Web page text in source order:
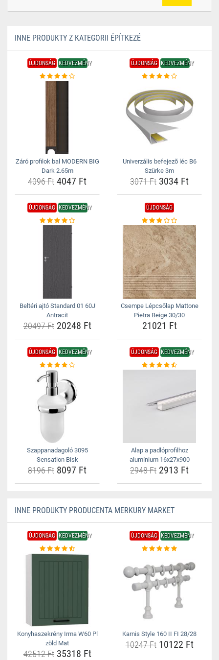
INNE PRODUKTY Z KATEGORII ÉPÍTKEZÉ
ÚJDONSÁG KEDVEZMÉNY
Záró profilok bal MODERN BIG
Dark 2.65m
4096 Ft 4047 Ft
ÚJDONSÁG KEDVEZMÉNY
Univerzális befejezõ léc B6
Szürke 3m
3071 Ft 3034 Ft
ÚJDONSÁG KEDVEZMÉNY
Beltéri ajtó Standard 01 60J
Antracit
20497 Ft20248 Ft
ÚJDONSÁG
Csempe Lépcsőlap Mattone
Pietra Beige 30/30
21021 Ft
ÚJDONSÁG KEDVEZMÉNY
Szappanadagoló 3095
Sensation Bisk
8196 Ft 8097 Ft
ÚJDONSÁG KEDVEZMÉNY
Alap a padlóprofilhoz
alumínium 16x27x900
2948 Ft 2913 Ft
INNE PRODUKTY PRODUCENTA MERKURY MARKET
ÚJDONSÁG KEDVEZMÉNY
Konyhaszekrény Irma W60 Pl
zöld Mat
42512 Ft35318 Ft
ÚJDONSÁG KEDVEZMÉNY
Karnis Style 160 II FI 28/28
10247 Ft10122 Ft